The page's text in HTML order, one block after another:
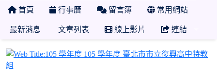
首頁 行事曆 留言簿 常用網站
最新消息 文章列表 線上影片 連結